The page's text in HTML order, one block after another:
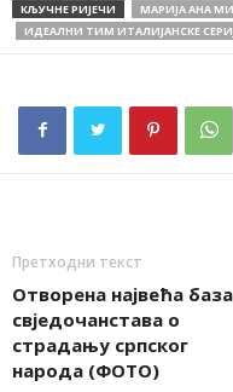
КЉУЧНЕ РИЈЕЧИ
МАРИЈА АНА
ИДЕАЛНИ ТИМ ИТАЛИЈАНСКЕ
Претходни текст
Отворена највећа база
свједочанстава о
страдању српског
народа (ФОТО)